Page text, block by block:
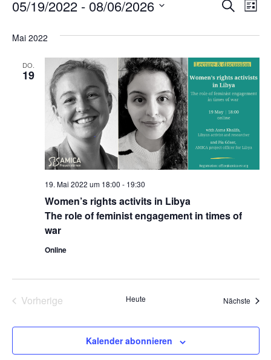
und
Suche
Liste
05/19/2022 - 08/06/2026
wählen.
Mai 2022
DO.
19
Women’s rights activits in Libya
The role of feminist engagement in times of
war
19. Mai 2022 um 18:00 - 19:30
Online
Vorherige
Heute Nächste
Kalender abonnieren